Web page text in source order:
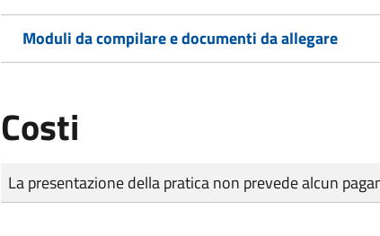
Moduli da compilare e documenti da allegare
Costi
Tipo di pagamento
Importo
La presentazione della pratica non prevede alcun